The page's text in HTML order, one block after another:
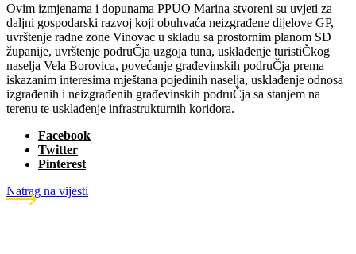
Ovim izmjenama i dopunama PPUO Marina stvoreni su uvjeti za
daljni gospodarski razvoj koji obuhvaća neizgrađene dijelove GP,
uvrštenje radne zone Vinovac u skladu sa prostornim planom SD
županije, uvrštenje podruČja uzgoja tuna, usklađenje turistiČkog
naselja Vela Borovica, povećanje građevinskih podruČja prema
iskazanim interesima mještana pojedinih naselja, usklađenje odnosa
izgrađenih i neizgrađenih građevinskih podruČja sa stanjem na
terenu te usklađenje infrastrukturnih koridora.
Facebook
Twitter
Pinterest
Natrag na vijesti